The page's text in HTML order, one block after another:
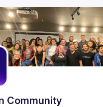
interesse em backend, big
inscrevi em duas atividades
iniciação científica) e estou
e 2028 quero fazer mestrado
Community